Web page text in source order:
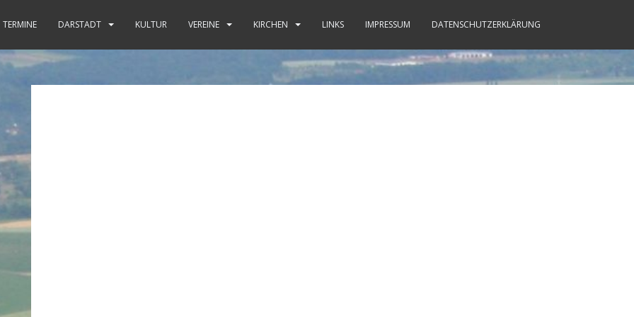
TERMINE DARSTADT KULTUR VEREINE KIRCHEN LINKS IMPRESSUM DATENSCHUTZERKLÄRUNG